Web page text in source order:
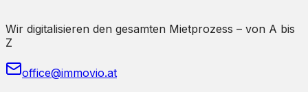
Wir digitalisieren den gesamten Mietprozess – von A bis
Z
office@immovio.at